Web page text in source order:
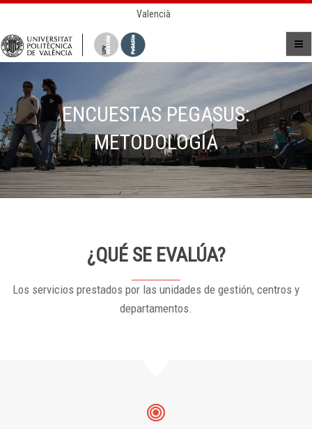
Valencià
ENCUESTAS PEGASUS:
METODOLOGÍA
¿QUÉ SE EVALÚA?
Los servicios prestados por las unidades de gestión, centros y
departamentos.